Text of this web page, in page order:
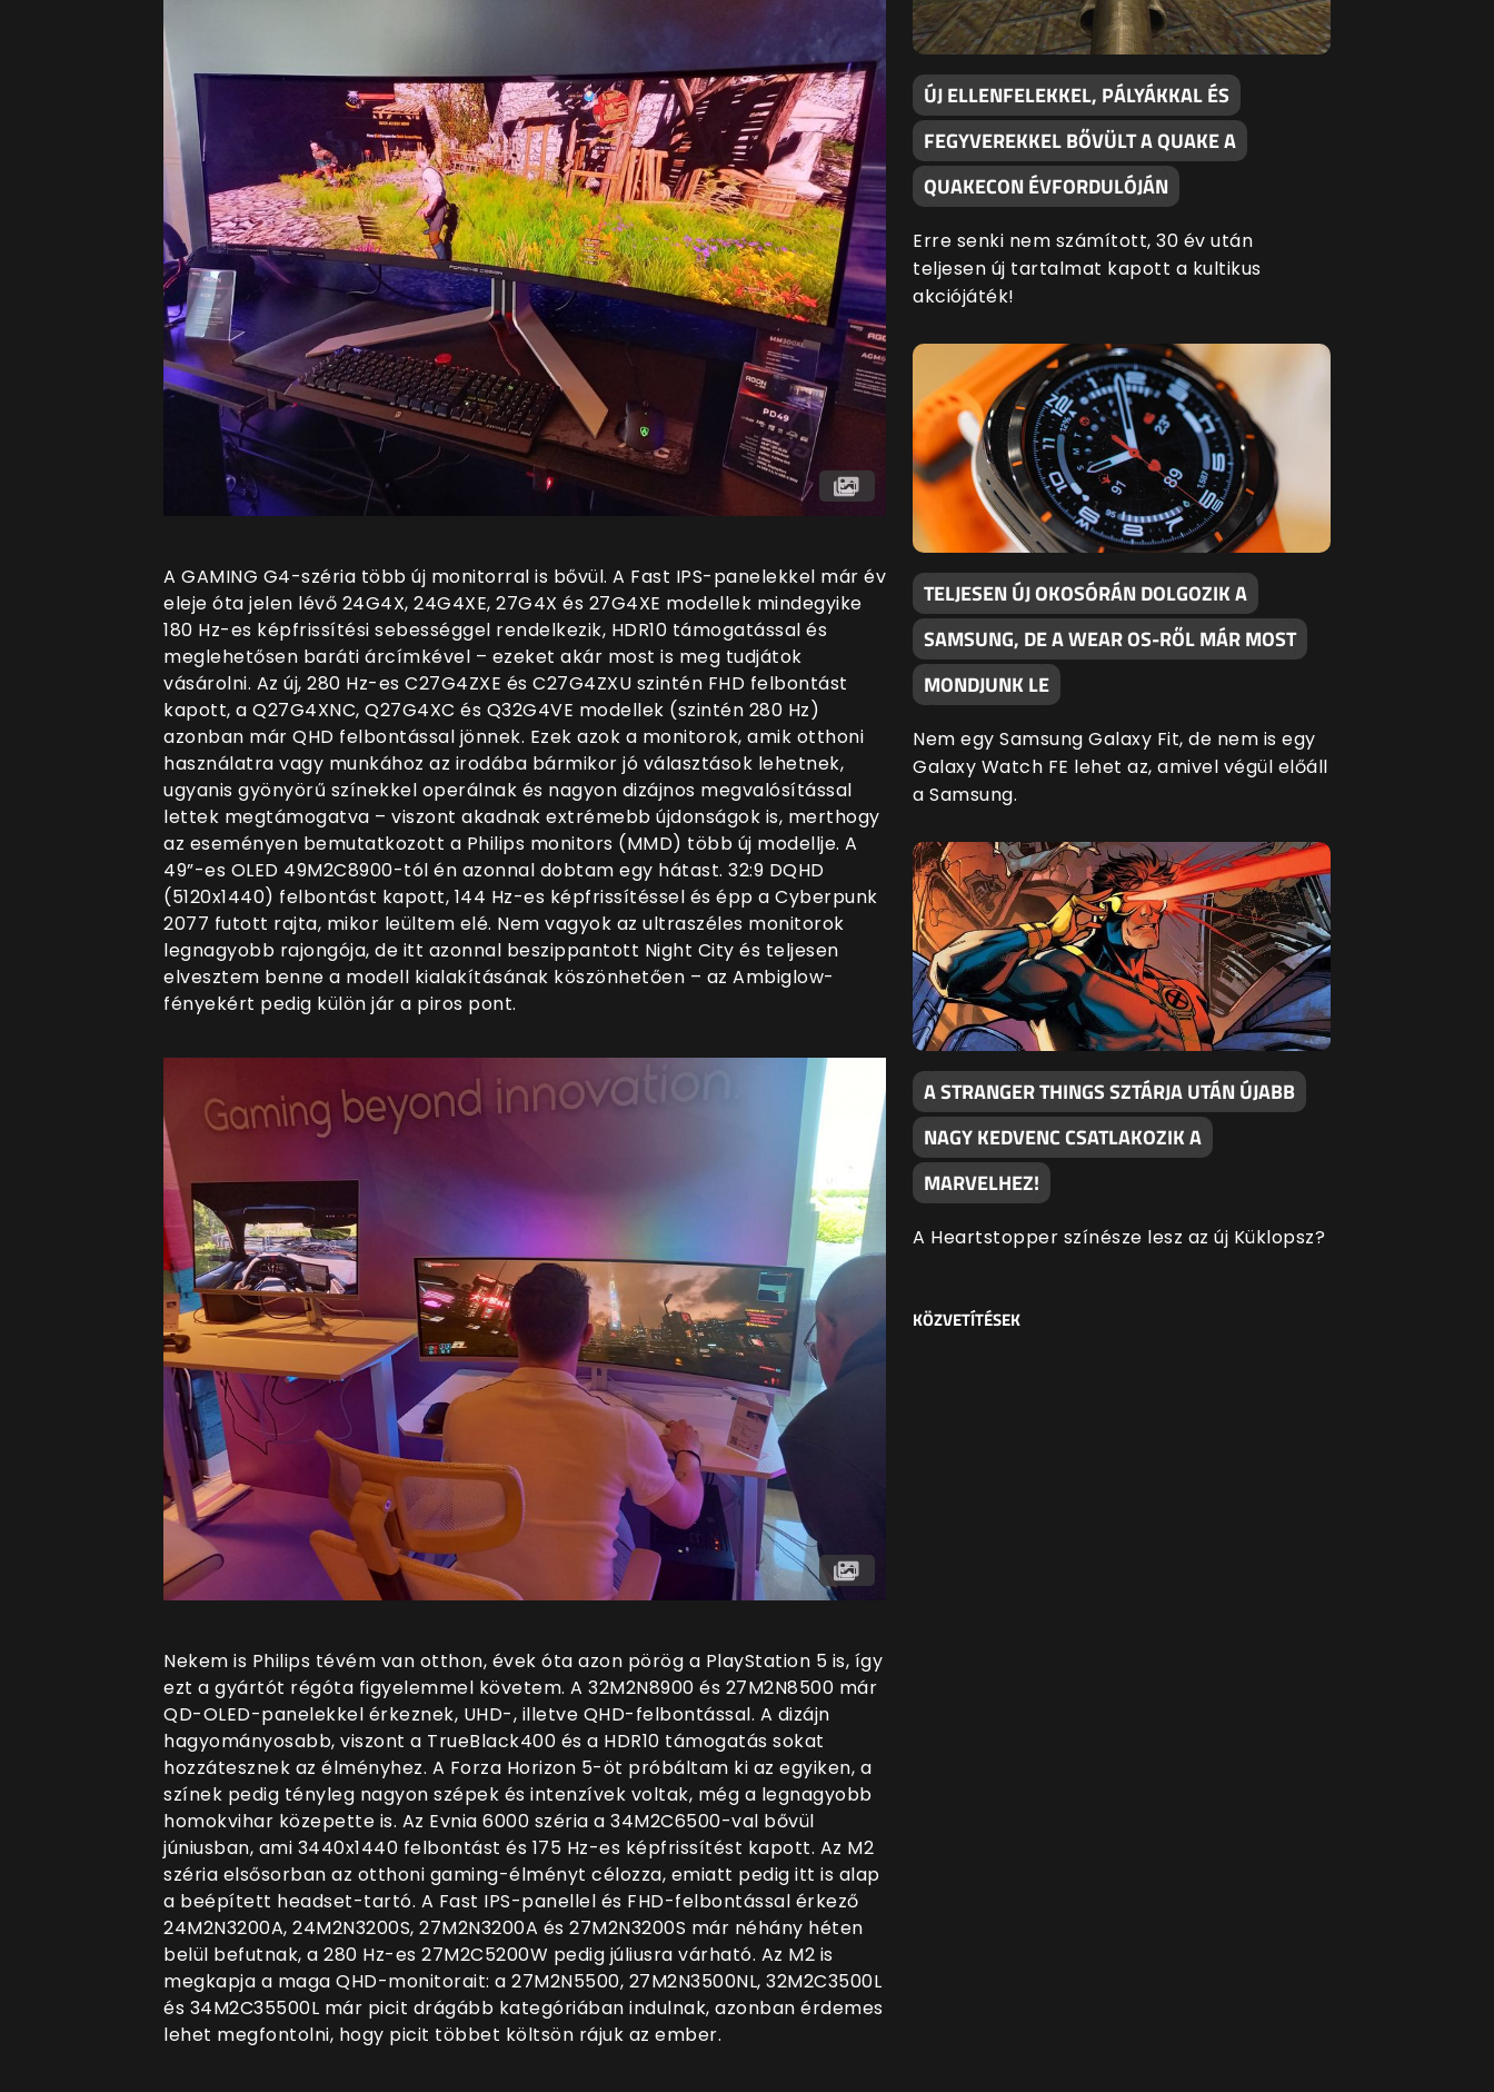
A GAMING G4-széria több új monitorral is bővül. A Fast IPS-panelekkel már év
eleje óta jelen lévő 24G4X, 24G4XE, 27G4X és 27G4XE modellek mindegyike
180 Hz-es képfrissítési sebességgel rendelkezik, HDR10 támogatással és
meglehetősen baráti árcímkével – ezeket akár most is meg tudjátok
vásárolni. Az új, 280 Hz-es C27G4ZXE és C27G4ZXU szintén FHD felbontást
kapott, a Q27G4XNC, Q27G4XC és Q32G4VE modellek (szintén 280 Hz)
azonban már QHD felbontással jönnek. Ezek azok a monitorok, amik otthoni
használatra vagy munkához az irodába bármikor jó választások lehetnek,
ugyanis gyönyörű színekkel operálnak és nagyon dizájnos megvalósítással
lettek megtámogatva – viszont akadnak extrémebb újdonságok is, merthogy
az eseményen bemutatkozott a Philips monitors (MMD) több új modellje. A
49”-es OLED 49M2C8900-tól én azonnal dobtam egy hátast. 32:9 DQHD
(5120x1440) felbontást kapott, 144 Hz-es képfrissítéssel és épp a Cyberpunk
2077 futott rajta, mikor leültem elé. Nem vagyok az ultraszéles monitorok
legnagyobb rajongója, de itt azonnal beszippantott Night City és teljesen
elvesztem benne a modell kialakításának köszönhetően – az Ambiglow-
fényekért pedig külön jár a piros pont.
Nekem is Philips tévém van otthon, évek óta azon pörög a PlayStation 5 is, így
ezt a gyártót régóta figyelemmel követem. A 32M2N8900 és 27M2N8500 már
QD-OLED-panelekkel érkeznek, UHD-, illetve QHD-felbontással. A dizájn
hagyományosabb, viszont a TrueBlack400 és a HDR10 támogatás sokat
hozzátesznek az élményhez. A Forza Horizon 5-öt próbáltam ki az egyiken, a
színek pedig tényleg nagyon szépek és intenzívek voltak, még a legnagyobb
homokvihar közepette is. Az Evnia 6000 széria a 34M2C6500-val bővül
júniusban, ami 3440x1440 felbontást és 175 Hz-es képfrissítést kapott. Az M2
széria elsősorban az otthoni gaming-élményt célozza, emiatt pedig itt is alap
a beépített headset-tartó. A Fast IPS-panellel és FHD-felbontással érkező
24M2N3200A, 24M2N3200S, 27M2N3200A és 27M2N3200S már néhány héten
belül befutnak, a 280 Hz-es 27M2C5200W pedig júliusra várható. Az M2 is
megkapja a maga QHD-monitorait: a 27M2N5500, 27M2N3500NL, 32M2C3500L
és 34M2C35500L már picit drágább kategóriában indulnak, azonban érdemes
lehet megfontolni, hogy picit többet költsön rájuk az ember.
ÚJ ELLENFELEKKEL, PÁLYÁKKAL ÉS
FEGYVEREKKEL BŐVÜLT A QUAKE A
QUAKECON ÉVFORDULÓJÁN
Erre senki nem számított, 30 év után
teljesen új tartalmat kapott a kultikus
akciójáték!
TELJESEN ÚJ OKOSÓRÁN DOLGOZIK A
SAMSUNG, DE A WEAR OS-RŐL MÁR MOST
MONDJUNK LE
Nem egy Samsung Galaxy Fit, de nem is egy
Galaxy Watch FE lehet az, amivel végül előáll
a Samsung.
A STRANGER THINGS SZTÁRJA UTÁN ÚJABB
NAGY KEDVENC CSATLAKOZIK A
MARVELHEZ!
A Heartstopper színésze lesz az új Küklopsz?
KÖZVETÍTÉSEK